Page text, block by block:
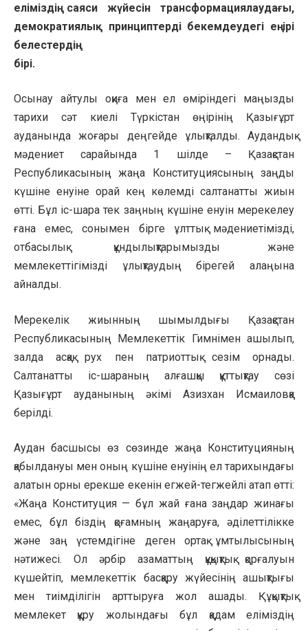
еліміздің саяси жүйесін трансформациялаудағы,
демократиялық принциптерді бекемдеудегі ең ірі
белестердің
бірі.
Осынау айтулы оқиға мен ел өміріндегі маңызды
тарихи сәт киелі Түркістан өңірінің Қазығұрт
ауданында жоғары деңгейде ұлықталды. Аудандық
мәдениет сарайында 1 шілде – Қазақстан
Республикасының жаңа Конституциясының заңды
күшіне енуіне орай кең көлемді салтанатты жиын
өтті. Бұл іс-шара тек заңның күшіне енуін мерекелеу
ғана емес, сонымен бірге ұлттық мәдениетімізді,
отбасылық құндылықтарымызды және
мемлекеттігімізді ұлықтаудың бірегей алаңына
айналды.
Мерекелік жиынның шымылдығы Қазақстан
Республикасының Мемлекеттік Гимнімен ашылып,
залда асқақ рух пен патриоттық сезім орнады.
Салтанатты іс-шараның алғашқы құттықтау сөзі
Қазығұрт ауданының әкімі Азизхан Исмаиловқа
берілді.
Аудан басшысы өз сөзинде жаңа Конституцияның
қабылдануы мен оның күшіне енуінің ел тарихындағы
алатын орны ерекше екенін егжей-тегжейлі атап өтті:
«Жаңа Конституция — бұл жай ғана заңдар жинағы
емес, бұл біздің қоғамның жаңаруға, әділеттілікке
және заң үстемдігіне деген ортақ ұмтылысының
нәтижесі. Ол әрбір азаматтың құқықтық қорғалуын
күшейтіп, мемлекеттік басқару жүйесінің ашықтығы
мен тиімділігін арттыруға жол ашады. Құқықтық
мемлекет құру жолындағы бұл қадам еліміздің